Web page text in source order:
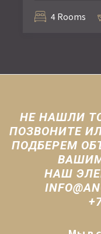
4 Rooms
НЕ НАШЛИ
ПОЗВОНИТЕ
ПОДБЕРЕМ
НАШ